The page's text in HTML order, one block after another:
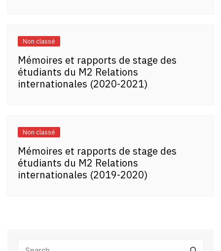
Non classé
Mémoires et rapports de stage des
étudiants du M2 Relations
internationales (2020-2021)
Non classé
Mémoires et rapports de stage des
étudiants du M2 Relations
internationales (2019-2020)